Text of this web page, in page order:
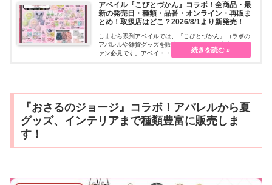
アベイル『こびとづかん』コラボ！全商品・最
新の発売日・種類・品番・オンライン・再販ま
とめ！取扱店はどこ？2026/8/1より新発売！
しまむら系列アベイルでは、『こびとづかん』コラボの
アパレルや雑貨グッズを販売しています。限定商品でフ
ァン必見です。アベイ・・・続きを読む
『おさるのジョージ』コラボ！アパレルから夏
グッズ、インテリアまで種類豊富に販売しま
す！